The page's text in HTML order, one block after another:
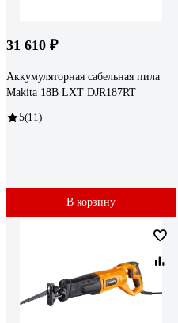
31 610 ₽
Аккумуляторная сабельная пила
Makita 18В LXT DJR187RT
5(11)
В корзину